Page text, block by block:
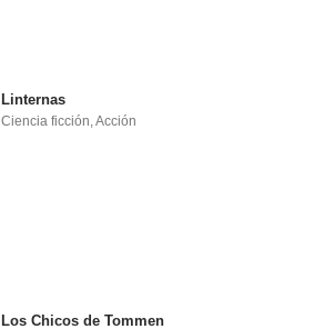
Linternas
Ciencia ficción,Acción
Los Chicos de Tommen